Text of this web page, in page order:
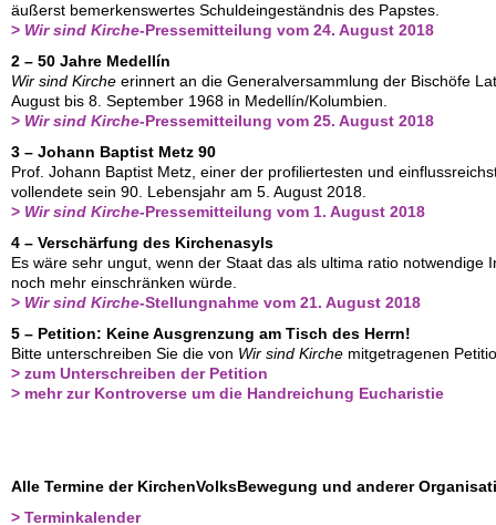
äußerst bemerkenswertes Schuldeingeständnis des Papstes.
> Wir sind Kirche-Pressemitteilung vom 24. August 2018
2 – 50 Jahre Medellín
Wir sind Kirche erinnert an die Generalversammlung der Bischöfe
August bis 8. September 1968 in Medellín/Kolumbien.
> Wir sind Kirche-Pressemitteilung vom 25. August 2018
3 – Johann Baptist Metz 90
Prof. Johann Baptist Metz, einer der profiliertesten und
vollendete sein 90. Lebensjahr am 5. August 2018.
> Wir sind Kirche-Pressemitteilung vom 1. August 2018
4 – Verschärfung des Kirchenasyls
Es wäre sehr ungut, wenn der Staat das als ultima ratio notwendige
noch mehr einschränken würde.
> Wir sind Kirche-Stellungnahme vom 21. August 2018
5 – Petition: Keine Ausgrenzung am Tisch des Herrn!
Bitte unterschreiben Sie die von Wir sind Kirche mitgetragenen
> zum Unterschreiben der Petition
> mehr zur Kontroverse um die Handreichung Eucharistie
Alle Termine der KirchenVolksBewegung und anderer
> Terminkalender